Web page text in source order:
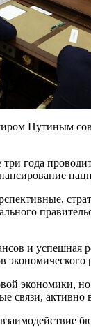
Путиным
года
и
экономического
экономики,
связи,